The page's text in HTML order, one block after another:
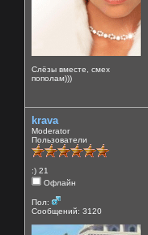
Слёзы вместе, смех
пополам)))
krava
Moderator
Пользователи
:) 21
Офлайн
Пол:
Сообщений: 3120